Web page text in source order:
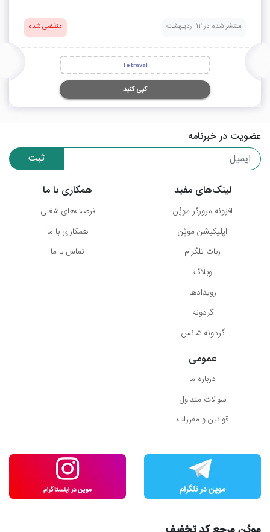
منتشر شده در 12 اردیبهشت منقضی شده
fetraval
کپی کنید
عضویت در خبرنامه
ثبت
لینک‌های مفید
افزونه مرورگر موپُن
اپلیکیشن موپُن
ربات تلگرام
وبلاگ
رویدادها
گردونه
گردونه شانس
همکاری با ما
فرصت‌های شغلی
همکاری با ما
تماس با ما
عمومی
درباره ما
سوالات متداول
قوانین و مقررات